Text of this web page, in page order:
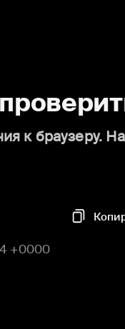
к браузеру.
+0000